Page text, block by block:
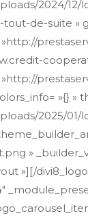
2024/12/
de-suite »
»{}
2025/01/
»
»][/